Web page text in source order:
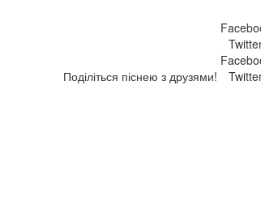
Поділіться піснею з друзями!